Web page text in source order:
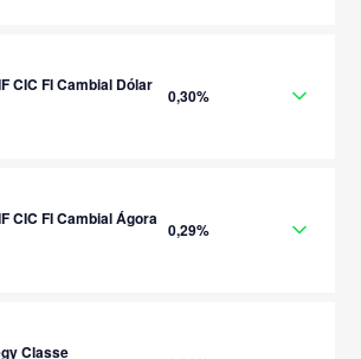
CIC FI Cambial Dólar
0,30%
CIC FI Cambial Ágora
0,29%
Classe